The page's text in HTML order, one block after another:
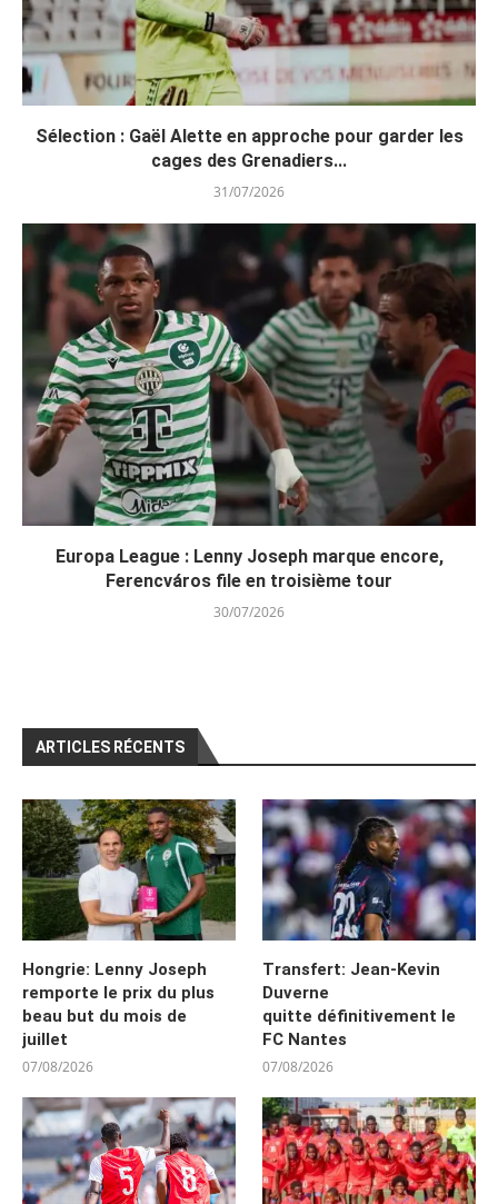
Sélection : Gaël Alette en approche pour garder les
cages des Grenadiers...
31/07/2026
Europa League : Lenny Joseph marque encore,
Ferencváros file en troisième tour
30/07/2026
ARTICLES RÉCENTS
Hongrie: Lenny Joseph
remporte le prix du plus
beau but du mois de
juillet
07/08/2026
Transfert: Jean-Kevin
Duverne
quitte définitivement le
FC Nantes
07/08/2026